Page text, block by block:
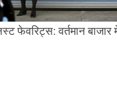
फेवरिट्स: वर्तमान